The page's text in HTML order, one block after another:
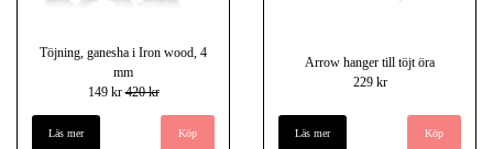
Töjning, ganesha i Iron wood, 4
mm
149 kr420 kr
Läs mer
Arrow hanger till töjt öra
229 kr
Läs mer